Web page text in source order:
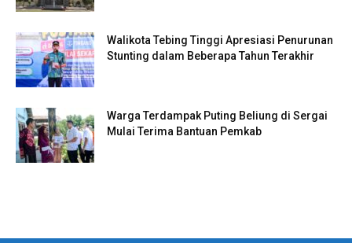
Walikota Tebing Tinggi Apresiasi Penurunan
Stunting dalam Beberapa Tahun Terakhir
Warga Terdampak Puting Beliung di Sergai
Mulai Terima Bantuan Pemkab